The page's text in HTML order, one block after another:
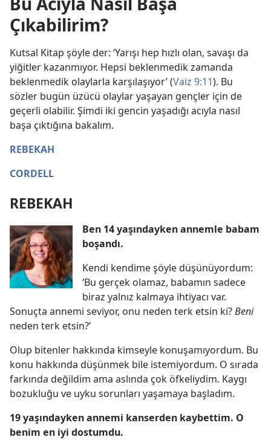
Çıkabilirim?
Kutsal Kitap şöyle der: ‘Yarışı hep hızlı olan, savaşı da
yiğitler kazanmıyor. Hepsi beklenmedik zamanda
beklenmedik olaylarla karşılaşıyor’ (Vaiz 9:11). Bu
sözler bugün üzücü olaylar yaşayan gençler için de
geçerli olabilir. Şimdi iki gencin yaşadığı acıyla nasıl
başa çıktığına bakalım.
REBEKAH
CORDELL
REBEKAH
Ben 14 yaşındayken annemle babam
boşandı.
Kendi kendime şöyle düşünüyordum:
‘Bu gerçek olamaz, babamın sadece
biraz yalnız kalmaya ihtiyacı var.
Sonuçta annemi seviyor, onu neden terk etsin ki?Beni
neden terk etsin?’
Olup bitenler hakkında kimseyle konuşamıyordum. Bu
konu hakkında düşünmek bile istemiyordum. O sırada
farkında değildim ama aslında çok öfkeliydim. Kaygı
bozukluğu ve uyku sorunları yaşamaya başladım.
19 yaşındayken annemi kanserden kaybettim. O
benim en iyi dostumdu.